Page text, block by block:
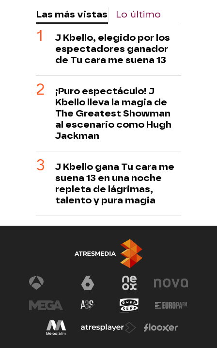
Las más vistas Lo último
J Kbello, elegido por los
espectadores ganador
de Tu cara me suena 13
¡Puro espectáculo! J
Kbello lleva la magia de
The Greatest Showman
al escenario como Hugh
Jackman
J Kbello gana Tu cara me
suena 13 en una noche
repleta de lágrimas,
talento y pura magia